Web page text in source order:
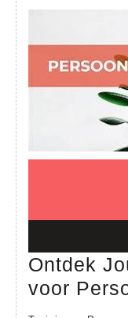
Ontdek
voor